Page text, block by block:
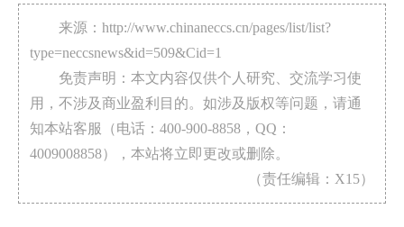
来源：http://www.chinaneccs.cn/pages/list/list?
type=neccsnews&id=509&Cid=1
免责声明：本文内容仅供个人研究、交流学习使
用，不涉及商业盈利目的。如涉及版权等问题，请通
知本站客服（电话：400-900-8858，QQ：
4009008858），本站将立即更改或删除。
（责任编辑：X15）